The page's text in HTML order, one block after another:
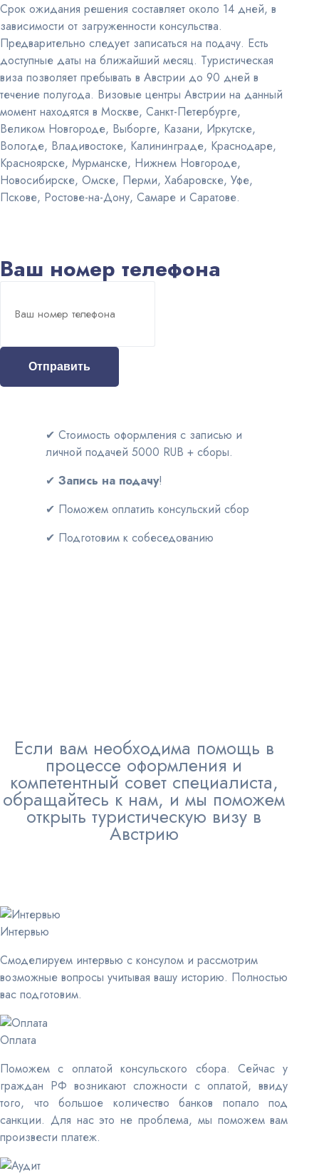
Срок ожидания решения составляет около 14 дней, в
зависимости от загруженности консульства.
Предварительно следует записаться на подачу. Есть
доступные даты на ближайший месяц. Туристическая
виза позволяет пребывать в Австрии до 90 дней в
течение полугода. Визовые центры Австрии на данный
момент находятся в Москве, Санкт-Петербурге,
Великом Новгороде, Выборге, Казани, Иркутске,
Вологде, Владивостоке, Калининграде, Краснодаре,
Красноярске, Мурманске, Нижнем Новгороде,
Новосибирске, Омске, Перми, Хабаровске, Уфе,
Пскове, Ростове-на-Дону, Самаре и Саратове.
Ваш номер телефона
Отправить
✔ Стоимость оформления с записью и
личной подачей 5000 RUB + сборы.
✔ Запись на подачу!
✔ Поможем оплатить консульский сбор
✔ Подготовим к собеседованию
Если вам необходима помощь в
процессе оформления и
компетентный совет специалиста,
обращайтесь к нам, и мы поможем
открыть туристическую визу в
Австрию
Интервью
Смоделируем интервью с консулом и рассмотрим
возможные вопросы учитывая вашу историю. Полностью
вас подготовим.
Оплата
Поможем с оплатой консульского сбора. Сейчас у
граждан РФ возникают сложности с оплатой, ввиду
того, что большое количество банков попало под
санкции. Для нас это не проблема, мы поможем вам
произвести платеж.